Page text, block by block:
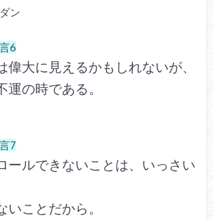
ダン
6
偉大に見えるかもしれないが、
運の時である。
7
ールできないことは、いっさい
ことだから。